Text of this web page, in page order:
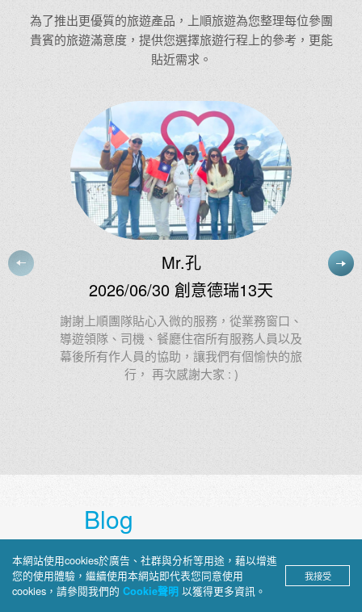
為了推出更優質的旅遊產品，上順旅遊為您整理每位參團
貴賓的旅遊滿意度，提供您選擇旅遊行程上的參考，更能
貼近需求。
Ms.林
2026/06/24 創意北義法東+冰島21
第22次參加上順的團出遊，領隊Tody的專業與
熱情No.1，陽光活力又幽默，第一指定選Tody
Blog
上順部落格
本網站使用cookies於廣告、社群與分析等用途，藉以增進
您的使用體驗，繼續使用本網站即代表您同意使用
cookies，請參閱我們的 Cookie聲明 以獲得更多資訊。
我接受